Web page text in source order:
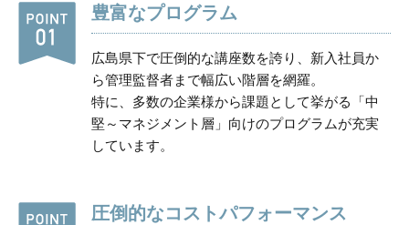
豊富なプログラム
広島県下で圧倒的な講座数を誇り、新入社員か
ら管理監督者まで幅広い階層を網羅。
特に、多数の企業様から課題として挙がる「中
堅～マネジメント層」向けのプログラムが充実
しています。
圧倒的なコストパフォーマンス